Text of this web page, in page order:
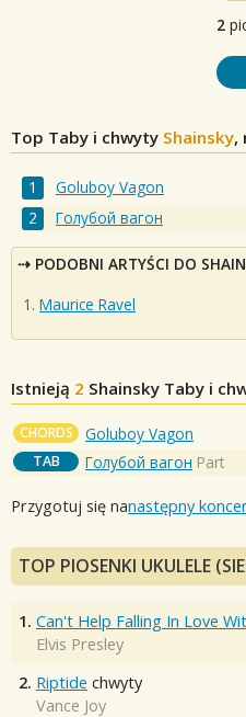
2
Top Taby i chwyty Shainsky,
Goluboy Vagon
Голубой вагон
PODOBNI ARTYŚCI DO
Maurice Ravel
Istnieją 2 Shainsky Taby i
CHORDS Goluboy Vagon
TAB Голубой вагон Part
Przygotuj się nanastępny
TOP PIOSENKI UKULELE
1. Can't Help Falling In Love
Elvis Presley
2. Riptide chwyty
Vance Joy